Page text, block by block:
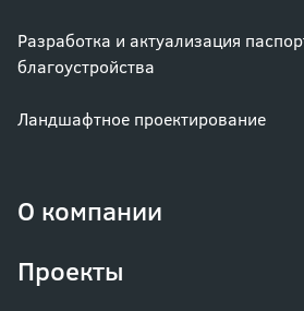
Разработка и актуализация
благоустройства
Ландшафтное проектирование
О компании
Проекты